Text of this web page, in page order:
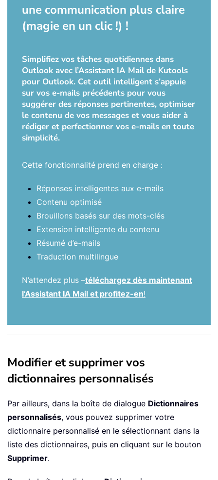
une communication plus claire
(magie en un clic !) !
Simplifiez vos tâches quotidiennes dans
Outlook avec l’Assistant IA Mail de Kutools
pour Outlook. Cet outil intelligent s’appuie
sur vos e-mails précédents pour vous
suggérer des réponses pertinentes, optimiser
le contenu de vos messages et vous aider à
rédiger et perfectionner vos e-mails en toute
simplicité.
Cette fonctionnalité prend en charge :
Réponses intelligentes aux e-mails
Contenu optimisé
Brouillons basés sur des mots-clés
Extension intelligente du contenu
Résumé d’e-mails
Traduction multilingue
N’attendez plus –téléchargez dès maintenant
l’Assistant IA Mail et profitez-en!
Modifier et supprimer vos
dictionnaires personnalisés
Par ailleurs, dans la boîte de dialogue Dictionnaires
personnalisés, vous pouvez supprimer votre
dictionnaire personnalisé en le sélectionnant dans la
liste des dictionnaires, puis en cliquant sur le bouton
Supprimer.